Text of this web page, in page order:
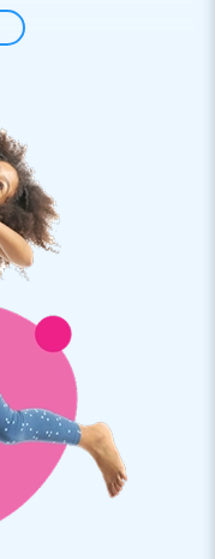
Zo kun je
Hij is gemakkelijk
heb je een
mee kan worden
op voorraad
en heeft ruim
is JB Inflatables een
Ben je op zoek
opblaasbaar
zijn of kies je
ook zijn: bij ons